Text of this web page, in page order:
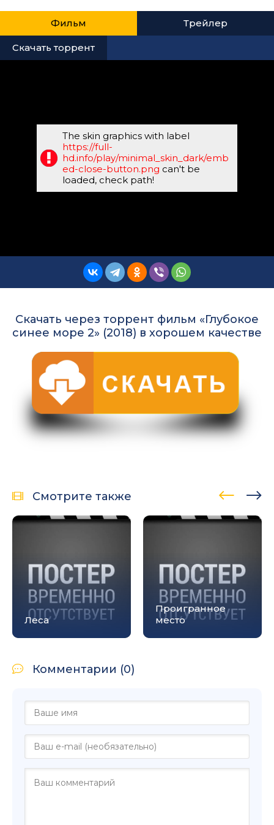
Фильм Трейлер
Скачать торрент
The skin graphics with label
https://full-
hd.info/play/minimal_skin_dark/emb
ed-close-button.png can't be
loaded, check path!
Скачать через торрент фильм «Глубокое
синее море 2» (2018) в хорошем качестве
Смотрите также
Леса
Проигранное
место
Комментарии (0)